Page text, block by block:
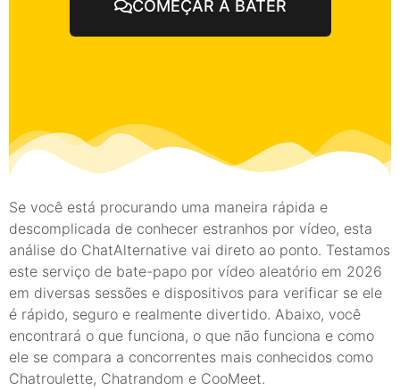
COMEÇAR A BATER
Se você está procurando uma maneira rápida e
descomplicada de conhecer estranhos por vídeo, esta
análise do ChatAlternative vai direto ao ponto. Testamos
este serviço de bate-papo por vídeo aleatório em 2026
em diversas sessões e dispositivos para verificar se ele
é rápido, seguro e realmente divertido. Abaixo, você
encontrará o que funciona, o que não funciona e como
ele se compara a concorrentes mais conhecidos como
Chatroulette, Chatrandom e CooMeet.